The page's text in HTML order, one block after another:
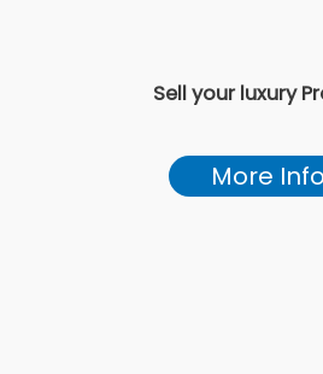
Sell your luxury
More